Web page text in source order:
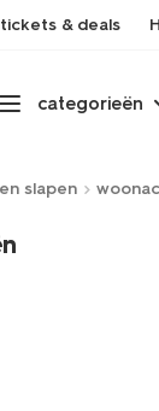
tickets & deals
categorieën
slapen